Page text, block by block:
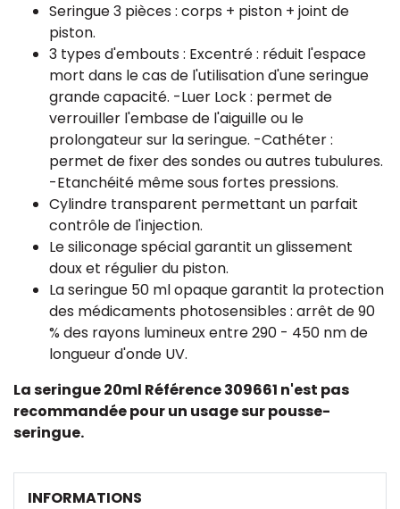
Seringue 3 pièces : corps + piston + joint de
piston.
3 types d'embouts : Excentré : réduit l'espace
mort dans le cas de l'utilisation d'une seringue
grande capacité. -Luer Lock : permet de
verrouiller l'embase de l'aiguille ou le
prolongateur sur la seringue. -Cathéter :
permet de fixer des sondes ou autres tubulures.
-Etanchéité même sous fortes pressions.
Cylindre transparent permettant un parfait
contrôle de l'injection.
Le siliconage spécial garantit un glissement
doux et régulier du piston.
La seringue 50 ml opaque garantit la protection
des médicaments photosensibles : arrêt de 90
% des rayons lumineux entre 290 - 450 nm de
longueur d'onde UV.
La seringue 20ml Référence 309661 n'est pas
recommandée pour un usage sur pousse-
seringue.
INFORMATIONS